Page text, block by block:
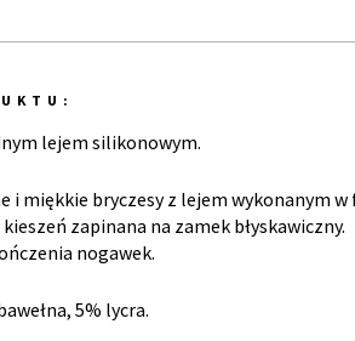
lejem silikonowym.
i miękkie bryczesy z lejem wykonanym
zapinana na zamek błyskawiczny.
nogawek.
5% lycra.